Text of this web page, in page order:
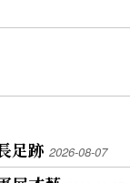
足跡 2026-08-07